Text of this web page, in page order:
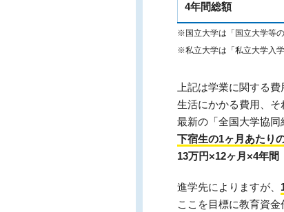
4年間総額
※国立大学は「国立大学等
※私立大学は「私立大学入
上記は学業に関する
生活にかかる費用、そ
最新の「全国大学協
下宿生の1ヶ月あたり
13万円×12ヶ月×4年
進学先によりますが、
ここを目標に教育資金